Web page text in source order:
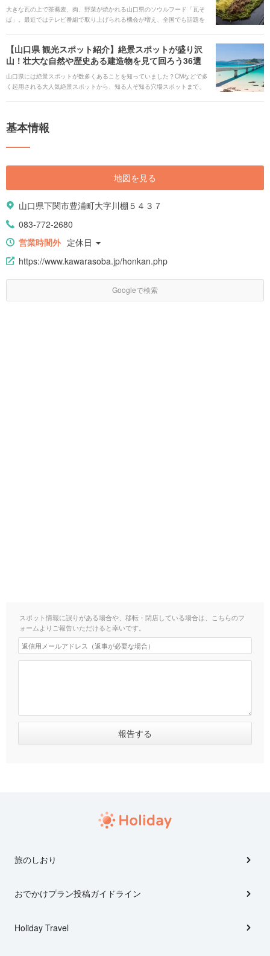
大きな瓦の上で茶蕎麦、肉、野菜が焼かれる山口県のソウルフード「瓦そ
ば」。最近ではテレビ番組で取り上げられる機会が増え、全国でも話題を
や食べ方、実際のお店の様子、そしておすすめのお店を紹介します。
【山口県 観光スポット紹介】絶景スポットが盛り沢
山！壮大な自然や歴史ある建造物を見て回ろう36選
山口県には絶景スポットが数多くあることを知っていました？CMなどで多
く起用される大人気絶景スポットから、知る人ぞ知る穴場スポットまで、
山口県の魅力を厳選してお届けします。
基本情報
地図を見る
山口県下関市豊浦町大字川棚５４３７
083-772-2680
営業時間外 定休日
https://www.kawarasoba.jp/honkan.php
Googleで検索
スポット情報に誤りがある場合や、移転・閉店している場合は、こちらのフ
ォームよりご報告いただけると幸いです。
旅のしおり
おでかけプラン投稿ガイドライン
Holiday Travel